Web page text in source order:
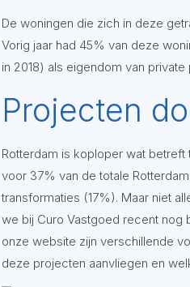
De woningen die zich in deze
Vorig jaar had 45% van deze
in 2018) als eigendom van
Projecten
Rotterdam is koploper wat
voor 37% van de totale
transformaties (17%). Maar niet
we bij Curo Vastgoed recent nog
onze website zijn verschillende
deze projecten aanvliegen en